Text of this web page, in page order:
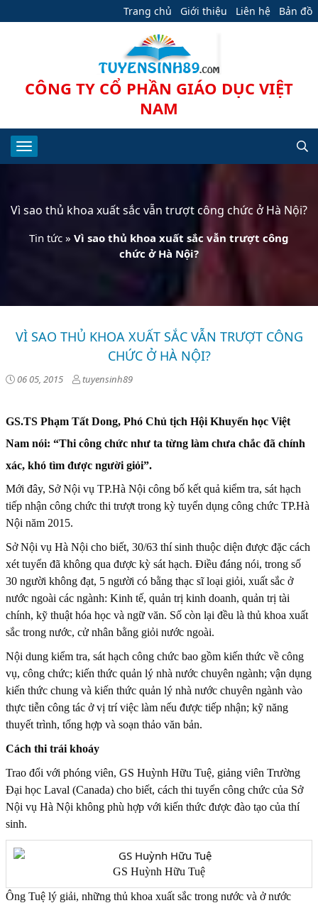
Trang chủ Giới thiệu Liên hệ Bản đồ
CÔNG TY CỔ PHẦN GIÁO DỤC VIỆT
NAM
Vì sao thủ khoa xuất sắc vẫn trượt công chức ở Hà Nội?
Tin tức » Vì sao thủ khoa xuất sắc vẫn trượt công
chức ở Hà Nội?
VÌ SAO THỦ KHOA XUẤT SẮC VẪN TRƯỢT CÔNG
CHỨC Ở HÀ NỘI?
06 05, 2015 tuyensinh89
GS.TS Phạm Tất Dong, Phó Chủ tịch Hội Khuyến học Việt
Nam nói: “Thi công chức như ta từng làm chưa chắc đã chính
xác, khó tìm được người giỏi”.
Mới đây, Sở Nội vụ TP.Hà Nội công bố kết quả kiểm tra, sát hạch
tiếp nhận công chức thi trượt trong kỳ tuyển dụng công chức TP.Hà
Nội năm 2015.
Sở Nội vụ Hà Nội cho biết, 30/63 thí sinh thuộc diện được đặc cách
xét tuyển đã không qua được kỳ sát hạch. Điều đáng nói, trong số
30 người không đạt, 5 người có bằng thạc sĩ loại giỏi, xuất sắc ở
nước ngoài các ngành: Kinh tế, quản trị kinh doanh, quản trị tài
chính, kỹ thuật hóa học và ngữ văn. Số còn lại đều là thủ khoa xuất
sắc trong nước, cử nhân bằng giỏi nước ngoài.
Nội dung kiểm tra, sát hạch công chức bao gồm kiến thức về công
vụ, công chức; kiến thức quản lý nhà nước chuyên ngành; vận dụng
kiến thức chung và kiến thức quản lý nhà nước chuyên ngành vào
thực tiễn công tác ở vị trí việc làm nếu được tiếp nhận; kỹ năng
thuyết trình, tổng hợp và soạn thảo văn bản.
Cách thi trái khoáy
Trao đổi với phóng viên, GS Huỳnh Hữu Tuệ, giảng viên Trường
Đại học Laval (Canada) cho biết, cách thi tuyển công chức của Sở
Nội vụ Hà Nội không phù hợp với kiến thức được đào tạo của thí
sinh.
GS Huỳnh Hữu Tuệ
Ông Tuệ lý giải, những thủ khoa xuất sắc trong nước và ở nước